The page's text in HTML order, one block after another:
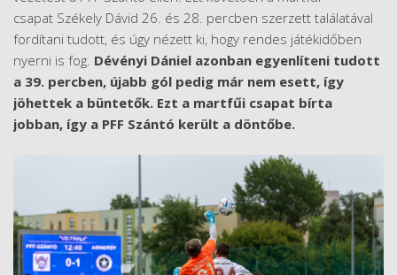
csapat Székely Dávid 26. és 28. percben szerzett találatával
fordítani tudott, és úgy nézett ki, hogy rendes játékidőben
nyerni is fog. Dévényi Dániel azonban egyenlíteni tudott
a 39. percben, újabb gól pedig már nem esett, így
jöhettek a büntetők. Ezt a martfűi csapat bírta
jobban, így a PFF Szántó került a döntőbe.